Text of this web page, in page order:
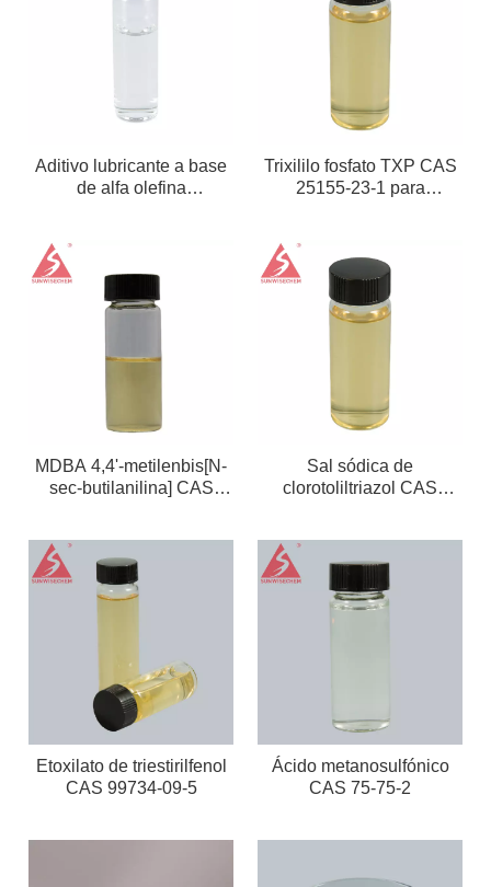
Aditivo lubricante a base
de alfa olefina
olefina alfa PAO40
Trixililo fosfato TXP CAS
25155-23-1 para
MDBA 4,4'-metilenbis[N-
sec-butilanilina] CAS
Sal sódica de
clorotoliltriazol CAS
Etoxilato de triestirilfenol
CAS 99734-09-5
Ácido metanosulfónico
CAS 75-75-2